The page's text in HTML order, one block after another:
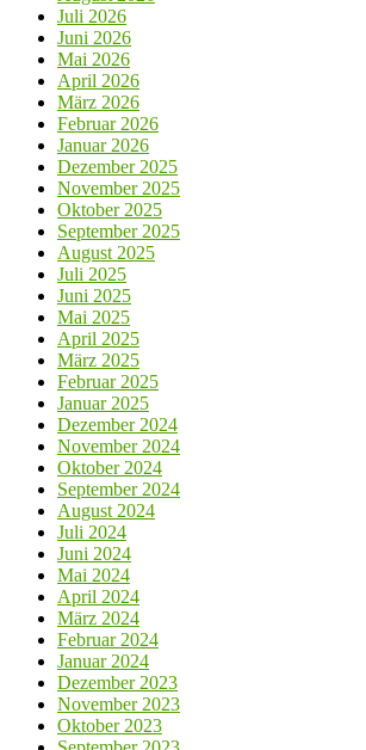
Juli 2026
Juni 2026
Mai 2026
April 2026
März 2026
Februar 2026
Januar 2026
Dezember 2025
November 2025
Oktober 2025
September 2025
August 2025
Juli 2025
Juni 2025
Mai 2025
April 2025
März 2025
Februar 2025
Januar 2025
Dezember 2024
November 2024
Oktober 2024
September 2024
August 2024
Juli 2024
Juni 2024
Mai 2024
April 2024
März 2024
Februar 2024
Januar 2024
Dezember 2023
November 2023
Oktober 2023